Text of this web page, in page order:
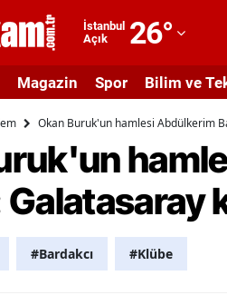
İstanbul
Açık
26°
Adıyaman
Afyonkarahisar
Ağrı
Amasya
Ankara
Magazin Spor Bilim ve
Okan Buruk'un hamlesi Abdülkerim
#Bardakcı #Klübe